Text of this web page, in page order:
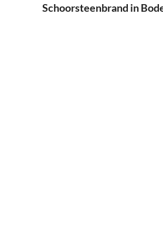
Schoorsteenbrand in